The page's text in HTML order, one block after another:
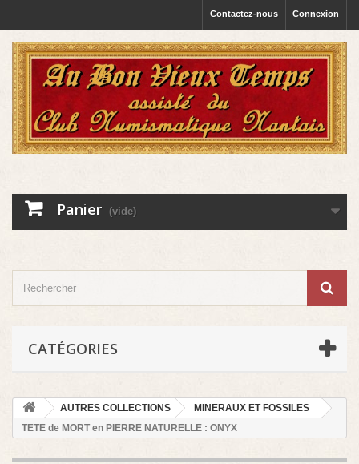
Connexion
Contactez-nous
Panier (vide)
CATÉGORIES
AUTRES COLLECTIONS
MINERAUX ET FOSSILES
TETE de MORT en PIERRE NATURELLE : ONYX